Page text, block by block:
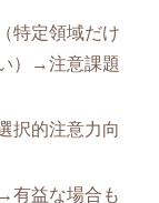
（特定領域だけ
）→注意課題
択的注意力向
→有益な場合も